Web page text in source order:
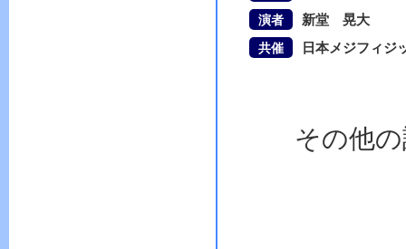
演者 新堂 晃大
共催 日本メジフィジ
その他